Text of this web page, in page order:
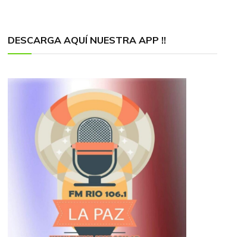
DESCARGA AQUÍ NUESTRA APP !!